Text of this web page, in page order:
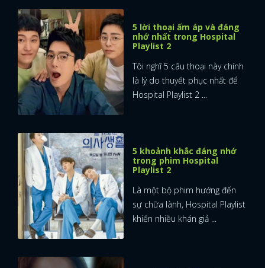
5 lời thoại ấm áp và đáng
nhớ nhất trong Hospital
Playlist 2
Tôi nghĩ 5 câu thoại này chính
là lý do thuyết phục nhất để
Hospital Playlist 2 ...
5 khoảnh khắc đáng nhớ
trong phim Hospital
Playlist 2
Là một bộ phim hướng đến
sự chữa lành, Hospital Playlist
khiến nhiều khán giả ...